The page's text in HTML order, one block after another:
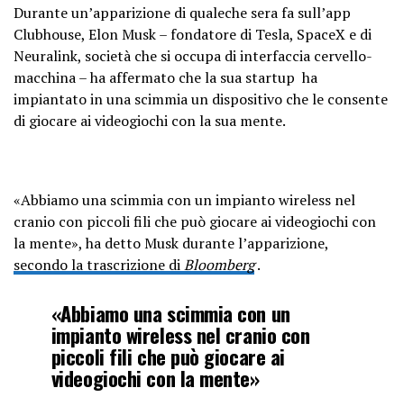
Durante un’apparizione di qualeche sera fa sull’app
Clubhouse, Elon Musk – fondatore di Tesla, SpaceX e di
Neuralink, società che si occupa di interfaccia cervello-
macchina – ha affermato che la sua startup ha
impiantato in una scimmia un dispositivo che le consente
di giocare ai videogiochi con la sua mente.
«Abbiamo una scimmia con un impianto wireless nel
cranio con piccoli fili che può giocare ai videogiochi con
la mente», ha detto Musk durante l’apparizione,
secondo la trascrizione diBloomberg.
«Abbiamo una scimmia con un
impianto wireless nel cranio con
piccoli fili che può giocare ai
videogiochi con la mente»